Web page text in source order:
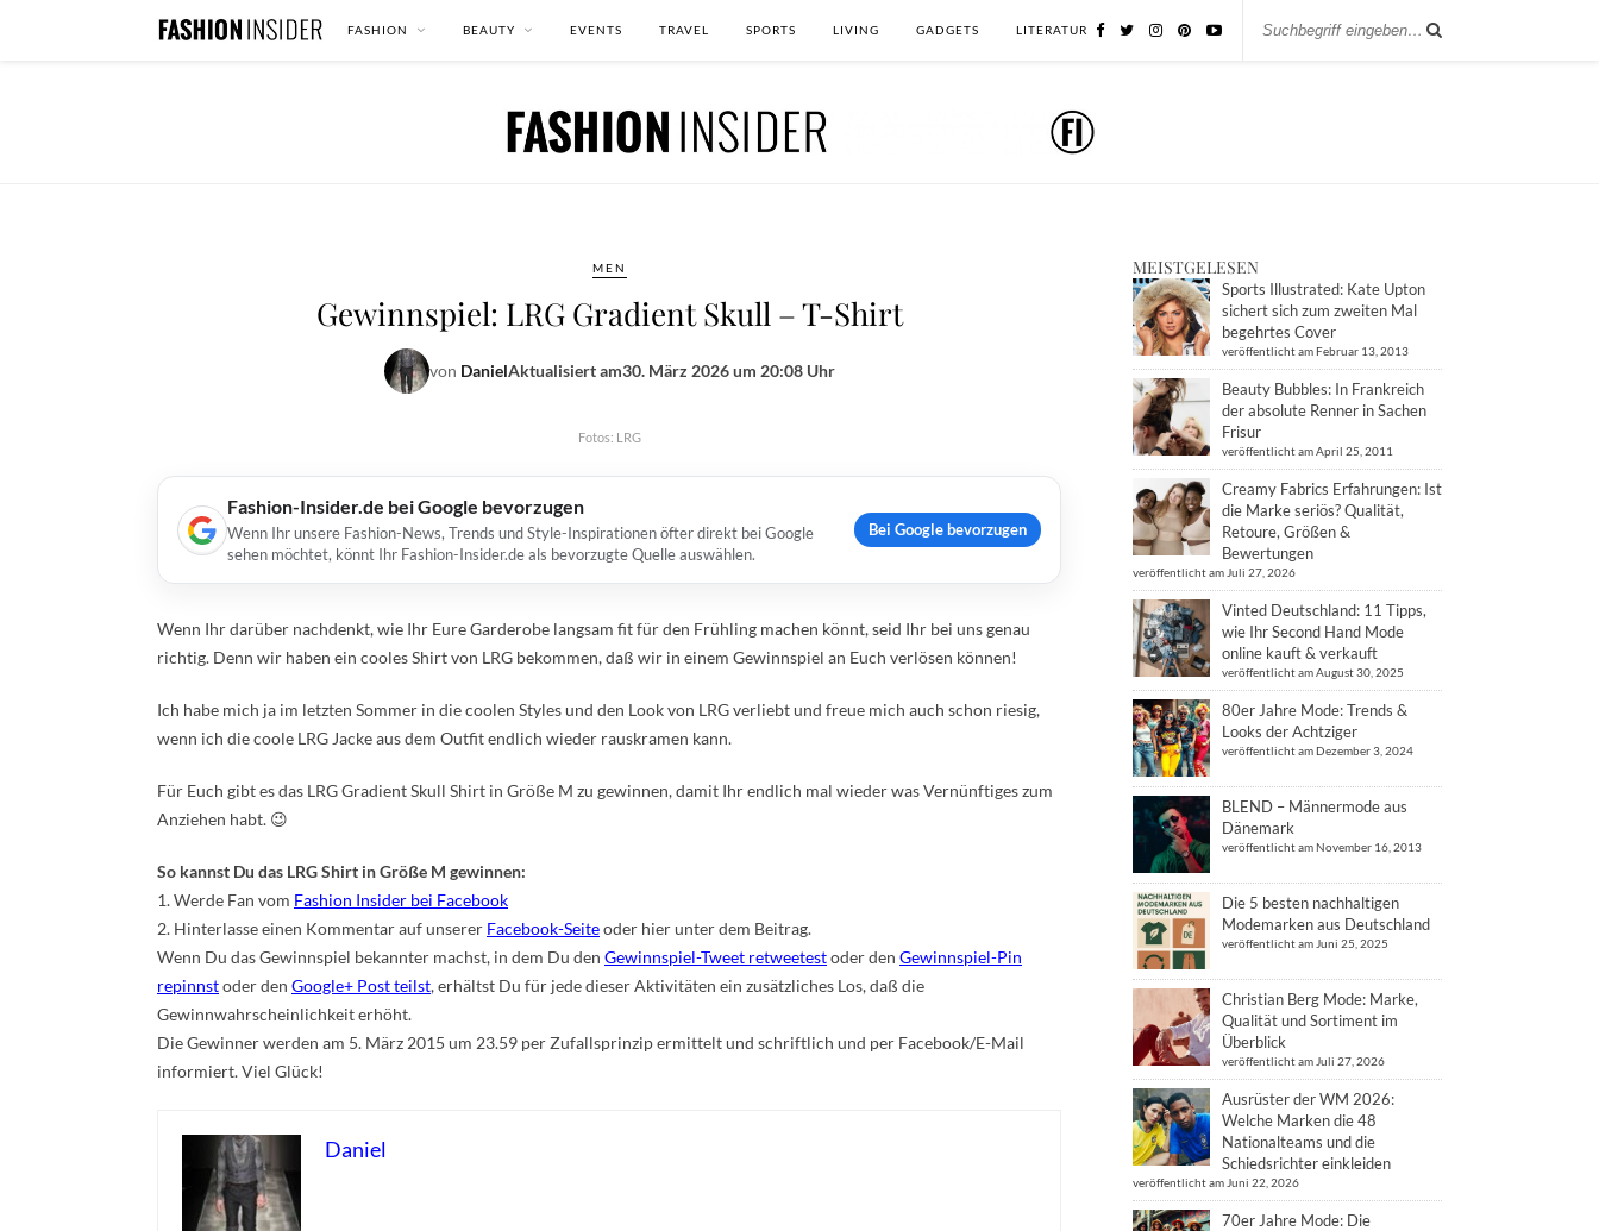
FASHION BEAUTY EVENTS TRAVEL SPORTS LIVING GADGETS LITERATUR
MEN
Gewinnspiel: LRG Gradient Skull – T-Shirt
von DanielAktualisiert am30. März 2026 um 20:08 Uhr
Fotos: LRG
Fashion-Insider.de bei Google bevorzugen
Wenn Ihr unsere Fashion-News, Trends und Style-Inspirationen öfter direkt bei Google
sehen möchtet, könnt Ihr Fashion-Insider.de als bevorzugte Quelle auswählen.
Bei Google bevorzugen
Wenn Ihr darüber nachdenkt, wie Ihr Eure Garderobe langsam fit für den Frühling machen könnt, seid Ihr bei uns genau
richtig. Denn wir haben ein cooles Shirt von LRG bekommen, daß wir in einem Gewinnspiel an Euch verlösen können!
Ich habe mich ja im letzten Sommer in die coolen Styles und den Look von LRG verliebt und freue mich auch schon riesig,
wenn ich die coole LRG Jacke aus dem Outfit endlich wieder rauskramen kann.
Für Euch gibt es das LRG Gradient Skull Shirt in Größe M zu gewinnen, damit Ihr endlich mal wieder was Vernünftiges zum
Anziehen habt. 😉
So kannst Du das LRG Shirt in Größe M gewinnen:
1. Werde Fan vom Fashion Insider bei Facebook
2. Hinterlasse einen Kommentar auf unserer Facebook-Seiteoder hier unter dem Beitrag.
Wenn Du das Gewinnspiel bekannter machst, in dem Du den Gewinnspiel-Tweet retweetestoder den Gewinnspiel-Pin
repinnstoder den Google+ Post teilst, erhältst Du für jede dieser Aktivitäten ein zusätzliches Los, daß die
Gewinnwahrscheinlichkeit erhöht.
Die Gewinner werden am 5. März 2015 um 23.59 per Zufallsprinzip ermittelt und schriftlich und per Facebook/E-Mail
informiert. Viel Glück!
Daniel
MEISTGELESEN
Sports Illustrated: Kate Upton
sichert sich zum zweiten Mal
begehrtes Cover
veröffentlicht am Februar 13, 2013
Beauty Bubbles: In Frankreich
der absolute Renner in Sachen
Frisur
veröffentlicht am April 25, 2011
Creamy Fabrics Erfahrungen: Ist
die Marke seriös? Qualität,
Retoure, Größen &
Bewertungen
veröffentlicht am Juli 27, 2026
Vinted Deutschland: 11 Tipps,
wie Ihr Second Hand Mode
online kauft & verkauft
veröffentlicht am August 30, 2025
80er Jahre Mode: Trends &
Looks der Achtziger
veröffentlicht am Dezember 3, 2024
BLEND – Männermode aus
Dänemark
veröffentlicht am November 16, 2013
Die 5 besten nachhaltigen
Modemarken aus Deutschland
veröffentlicht am Juni 25, 2025
Christian Berg Mode: Marke,
Qualität und Sortiment im
Überblick
veröffentlicht am Juli 27, 2026
Ausrüster der WM 2026:
Welche Marken die 48
Nationalteams und die
Schiedsrichter einkleiden
veröffentlicht am Juni 22, 2026
70er Jahre Mode: Die